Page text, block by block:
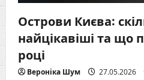
Острови Києва:
найцікавіші та що
році
Вероніка Шум 27.05.2026